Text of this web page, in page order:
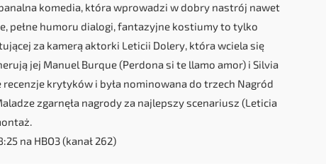
komedia, która wprowadzi w dobry nastrój nawet
pełne humoru dialogi, fantazyjne kostiumy to tylko
za kamerą aktorki Leticii Dolery, która wciela się
jej Manuel Burque (Perdona si te llamo amor) i Silvia
krytyków i była nominowana do trzech Nagród
zgarnęła nagrody za najlepszy scenariusz (Leticia
na HBO3 (kanał 262)